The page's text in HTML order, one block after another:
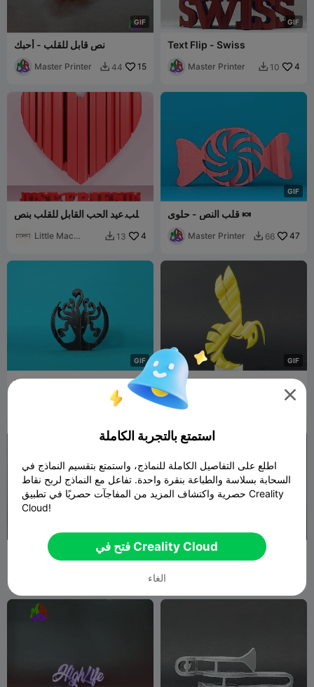
GIF
نص قابل للقلب - أحبك
Master Printer  44 15
GIF
Text Flip - Swiss
Master Printer  10 4
قلب عيد الحب القابل للقلب بنص
Little Mac
 13 4
GIF
قلب النص - حلوى 🍬
Master Printer  66 47
GIF
Text Flip - Medusa

GIF
Text Flip - Hornet 3.0
Master Printer
Text Flip: سنغافورة - مارينا باي
قلب النص: مدينة نيويورك -
التفاحة الكبيرة

استمتع بالتجربة الكاملة
اطلع على التفاصيل الكاملة للنماذج، واستمتع بتقسيم النماذج في
السحابة بسلاسة والطباعة بنقرة واحدة. تفاعل مع النماذج لربح نقاط
حصرية واكتشاف المزيد من المفاجآت حصريًا في تطبيق Creality
Cloud!
فتح في Creality Cloud
الغاء